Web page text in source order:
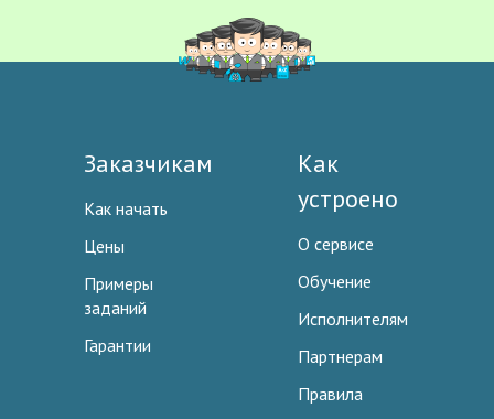
Заказчикам
Как начать
Цены
Примеры
заданий
Гарантии
Как
устроено
О сервисе
Обучение
Исполнителям
Партнерам
Правила